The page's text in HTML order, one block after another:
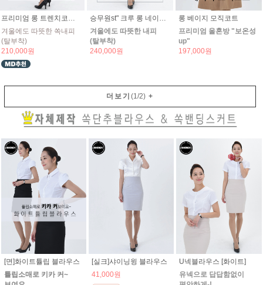
프리미엄 롱 트렌치코트 . 베이지
겨울에도 따뜻한 쏙내피
(탈부착)
210,000원
승무원st" 크루 롱 네이비 트렌치코트
겨울에도 따뜻한 내피
(탈부착)
240,000원
롱 베이지 모직코트
프리미엄 울혼방 "보온성
up"
197,000원
더보기 (1/2) +
[면]화이트튤립 블라우스
튤립소매로 키카 커~
[실크]샤이닝윙 블라우스
41,000원
U넥블라우스 [화이트]
유넥으로 답답함없이